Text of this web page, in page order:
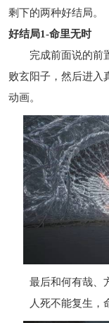
剩下的两种好结局。
好结局1-命里无时
完成前面说的前
败玄阳子，然后进入
动画。
最后和何有哉、
人死不能复生，